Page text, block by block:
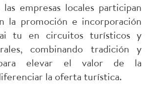
las empresas locales participan
la promoción e incorporación
tu en circuitos turísticos y
combinando tradición y
para elevar el valor de la
la oferta turística.